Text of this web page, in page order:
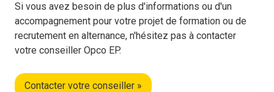
Si vous avez besoin de plus d'informations ou d'un
accompagnement pour votre projet de formation ou de
recrutement en alternance, n'hésitez pas à contacter
votre conseiller Opco EP.
Contacter votre conseiller »